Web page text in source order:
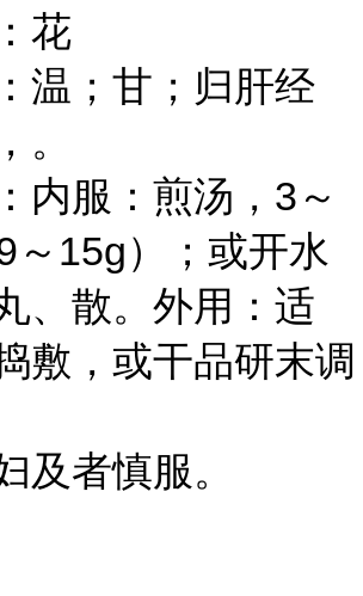
花
温；甘；归肝经
。
内服：煎汤， 3 ～
～ 15g）；或开水
、散。外用：适
敷，或干品研末调
及者慎服。